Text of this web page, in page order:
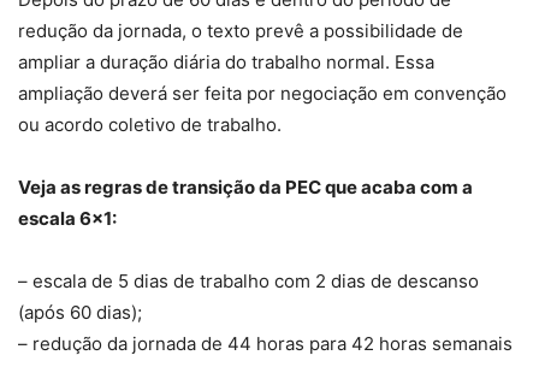
redução da jornada, o texto prevê a possibilidade de
ampliar a duração diária do trabalho normal. Essa
ampliação deverá ser feita por negociação em convenção
ou acordo coletivo de trabalho.
Veja as regras de transição da PEC que acaba com a
escala 6×1:
– escala de 5 dias de trabalho com 2 dias de descanso
(após 60 dias);
– redução da jornada de 44 horas para 42 horas semanais